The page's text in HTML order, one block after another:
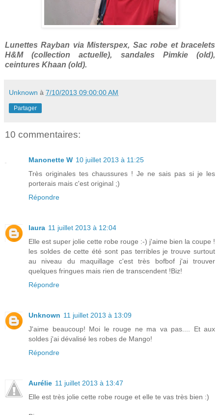
Lunettes Rayban via Misterspex, Sac robe et bracelets
H&M (collection actuelle), sandales Pimkie (old),
ceintures Khaan (old).
Unknown à 7/10/2013 09:00:00 AM
Partager
10 commentaires:
Manonette W 10 juillet 2013 à 11:25
Très originales tes chaussures ! Je ne sais pas si je les
porterais mais c'est original ;)
Répondre
laura 11 juillet 2013 à 12:04
Elle est super jolie cette robe rouge :-) j'aime bien la coupe !
les soldes de cette été sont pas terribles je trouve surtout
au niveau du maquillage c'est très bofbof j'ai trouver
quelques fringues mais rien de transcendent !Biz!
Répondre
Unknown 11 juillet 2013 à 13:09
J'aime beaucoup! Moi le rouge ne ma va pas.... Et aux
soldes j'ai dévalisé les robes de Mango!
Répondre
Aurélie 11 juillet 2013 à 13:47
Elle est très jolie cette robe rouge et elle te vas très bien :)